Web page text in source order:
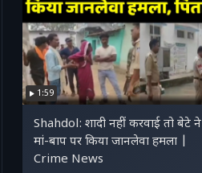
1:59
Shahdol: शादी नहीं करवाई तो बेटे ने
मां-बाप पर किया जानलेवा हमला |
Crime News